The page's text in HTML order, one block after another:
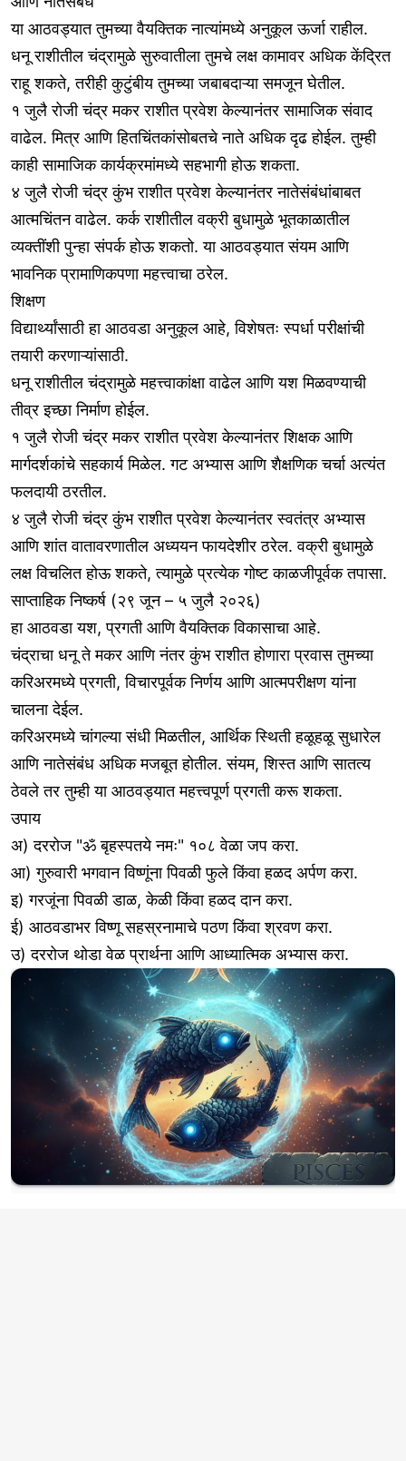
या आठवड्यात तुमच्या वैयक्तिक नात्यांमध्ये अनुकूल ऊर्जा राहील.
धनू राशीतील चंद्रामुळे सुरुवातीला तुमचे लक्ष कामावर अधिक केंद्रित
राहू शकते, तरीही कुटुंबीय तुमच्या जबाबदाऱ्या समजून घेतील.
१ जुलै रोजी चंद्र मकर राशीत प्रवेश केल्यानंतर सामाजिक संवाद
वाढेल. मित्र आणि हितचिंतकांसोबतचे नाते अधिक दृढ होईल. तुम्ही
काही सामाजिक कार्यक्रमांमध्ये सहभागी होऊ शकता.
४ जुलै रोजी चंद्र कुंभ राशीत प्रवेश केल्यानंतर नातेसंबंधांबाबत
आत्मचिंतन वाढेल. कर्क राशीतील वक्री बुधामुळे भूतकाळातील
व्यक्तींशी पुन्हा संपर्क होऊ शकतो. या आठवड्यात संयम आणि
भावनिक प्रामाणिकपणा महत्त्वाचा ठरेल.
शिक्षण
विद्यार्थ्यांसाठी हा आठवडा अनुकूल आहे, विशेषतः स्पर्धा परीक्षांची
तयारी करणाऱ्यांसाठी.
धनू राशीतील चंद्रामुळे महत्त्वाकांक्षा वाढेल आणि यश मिळवण्याची
तीव्र इच्छा निर्माण होईल.
१ जुलै रोजी चंद्र मकर राशीत प्रवेश केल्यानंतर शिक्षक आणि
मार्गदर्शकांचे सहकार्य मिळेल. गट अभ्यास आणि शैक्षणिक चर्चा अत्यंत
फलदायी ठरतील.
४ जुलै रोजी चंद्र कुंभ राशीत प्रवेश केल्यानंतर स्वतंत्र अभ्यास
आणि शांत वातावरणातील अध्ययन फायदेशीर ठरेल. वक्री बुधामुळे
लक्ष विचलित होऊ शकते, त्यामुळे प्रत्येक गोष्ट काळजीपूर्वक तपासा.
साप्ताहिक निष्कर्ष (२९ जून – ५ जुलै २०२६)
हा आठवडा यश, प्रगती आणि वैयक्तिक विकासाचा आहे.
चंद्राचा धनू ते मकर आणि नंतर कुंभ राशीत होणारा प्रवास तुमच्या
करिअरमध्ये प्रगती, विचारपूर्वक निर्णय आणि आत्मपरीक्षण यांना
चालना देईल.
करिअरमध्ये चांगल्या संधी मिळतील, आर्थिक स्थिती हळूहळू सुधारेल
आणि नातेसंबंध अधिक मजबूत होतील. संयम, शिस्त आणि सातत्य
ठेवले तर तुम्ही या आठवड्यात महत्त्वपूर्ण प्रगती करू शकता.
उपाय
अ) दररोज "ॐ बृहस्पतये नमः" १०८ वेळा जप करा.
आ) गुरुवारी भगवान विष्णूंना पिवळी फुले किंवा हळद अर्पण करा.
इ) गरजूंना पिवळी डाळ, केळी किंवा हळद दान करा.
ई) आठवडाभर विष्णू सहस्रनामाचे पठण किंवा श्रवण करा.
उ) दररोज थोडा वेळ प्रार्थना आणि आध्यात्मिक अभ्यास करा.